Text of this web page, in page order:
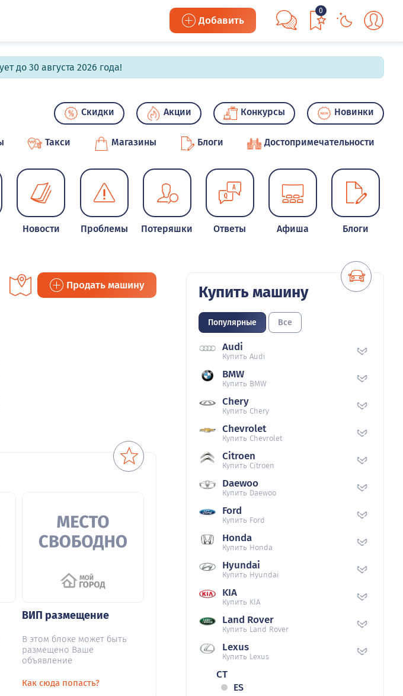
Добавить
0
до 30 августа 2026 года!
Скидки Акции Конкурсы Новинки
Такси Магазины Блоги Достопримечательности
Новости Проблемы Потеряшки Ответы Афиша Блоги
Продать машину
ВИП размещение
В этом блоке может быть
размещено Ваше
объявление
Как сюда попасть?
Купить машину
Популярные Все
Audi
Купить Audi
BMW
Купить BMW
Chery
Купить Chery
Chevrolet
Купить Chevrolet
Citroen
Купить Citroen
Daewoo
Купить Daewoo
Ford
Купить Ford
Honda
Купить Honda
Hyundai
Купить Hyundai
KIA
Купить KIA
Land Rover
Купить Land Rover
Lexus
Купить Lexus
CT
ES